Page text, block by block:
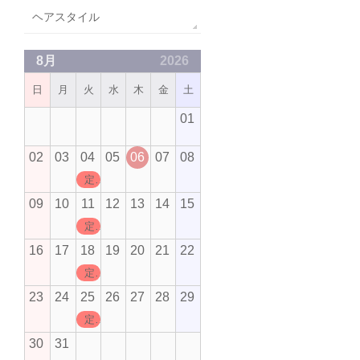
ヘアスタイル
8月 2026
日 月 火 水 木 金 土
01
02 03 04
定休日
05 06 07 08
09 10 11
定休日
12 13 14 15
16 17 18
定休日
19 20 21 22
23 24 25
定休日
26 27 28 29
30 31